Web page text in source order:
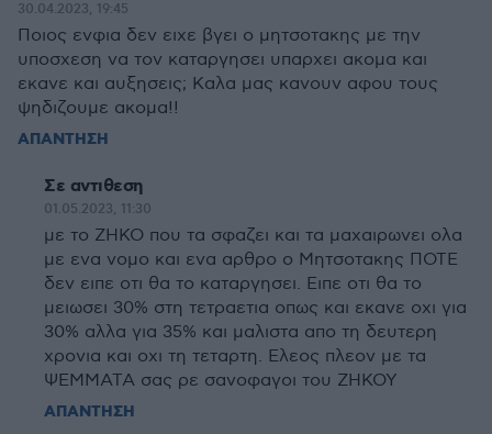
30.04.2023, 19:45
Ποιος ενφια δεν ειχε βγει ο μητσοτακης με την
υποσχεση να τον καταργησει υπαρχει ακομα και
εκανε και αυξησεις; Καλα μας κανουν αφου τους
ψηδιζουμε ακομα!!
ΑΠΑΝΤΗΣΗ
Σε αντιθεση
01.05.2023, 11:30
με το ΖΗΚΟ που τα σφαζει και τα μαχαιρωνει ολα
με ενα νομο και ενα αρθρο ο Μητσοτακης ΠΟΤΕ
δεν ειπε οτι θα το καταργησει. Ειπε οτι θα το
μειωσει 30% στη τετραετια οπως και εκανε οχι για
30% αλλα για 35% και μαλιστα απο τη δευτερη
χρονια και οχι τη τεταρτη. Ελεος πλεον με τα
ΨΕΜΜΑΤΑ σας ρε σανοφαγοι του ΖΗΚΟΥ
ΑΠΑΝΤΗΣΗ